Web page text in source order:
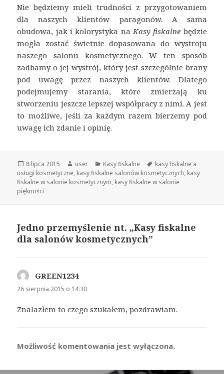
Nie będziemy mieli trudności z przygotowaniem
dla naszych klientów paragonów. A sama
obudowa, jak i kolorystyka na Kasy fiskalne będzie
mogła zostać świetnie dopasowana do wystroju
naszego salonu kosmetycznego. W ten sposób
zadbamy o jej wystrój, który jest szczególnie brany
pod uwagę przez naszych klientów. Dlatego
podejmujemy starania, które zmierzają ku
stworzeniu jeszcze lepszej współpracy z nimi. A jest
to możliwe, jeśli za każdym razem bierzemy pod
uwagę ich zdanie i opinię.
Opublikowano
8 lipca 2015 Autor
user Kategorie
Kasy fiskalne Tagi
kasy fiskalne a
usługi kosmetyczne, kasy fiskalne salonów kosmetycznych, kasy
fiskalne w salonie kosmetycznym, kasy fiskalne w salonie
piękności
Jedno przemyślenie nt. „Kasy fiskalne
dla salonów kosmetycznych”
GREEN1234pisze:
26 sierpnia 2015 o 14:30
Znalazłem to czego szukałem, pozdrawiam.
Możliwość komentowania jest wyłączona.